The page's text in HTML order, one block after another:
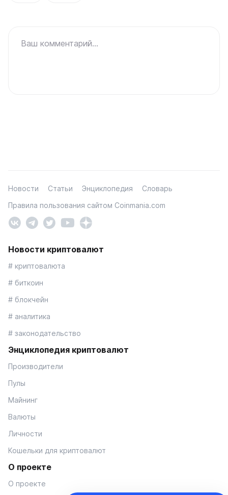
Ваш комментарий...
Новости Статьи Энциклопедия
Словарь
Правила пользования сайтом Coinmania.com
Новости криптовалют
# криптовалюта
# биткоин
# блокчейн
# аналитика
# законодательство
Энциклопедия криптовалют
Производители
Пулы
Майнинг
Валюты
Личности
Кошельки для криптовалют
О проекте
О проекте